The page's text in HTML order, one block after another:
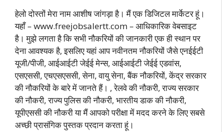
हेलो दोस्तों मेरा नाम आशीष जांगड़ा है। मैं एक डिजिटल मार्केटर हूं।
यहाँ – www.freejobsalertt.com – आधिकारिक वेबसाइट
है। मुझे लगता है कि सभी नौकरियों की जानकारी एक ही स्थान पर
देना आवश्यक है, इसलिए यहां आप नवीनतम नौकरियों जैसे एनईईटी
यूजी/पीजी, आईआईटी जेईई मेन्स, आईआईटी जेईई एडवांस,
एसएससी, एचएसएससी, सेना, वायु सेना, बैंक नौकरियों, केंद्र सरकार
की नौकरियों के बारे में जानते हैं। , रेलवे की नौकरी, राज्य सरकार
की नौकरी, राज्य पुलिस की नौकरी, भारतीय डाक की नौकरी,
यूपीएससी की नौकरी या मैं आपको परीक्षा में मदद करने के लिए सबसे
अच्छी प्रासंगिक पुस्तक प्रदान करता हूं।